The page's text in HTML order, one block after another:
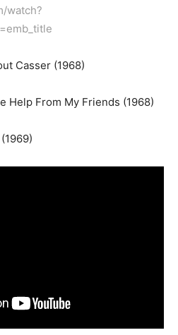
watch?
Casser (1968)
Help From My Friends (1968)